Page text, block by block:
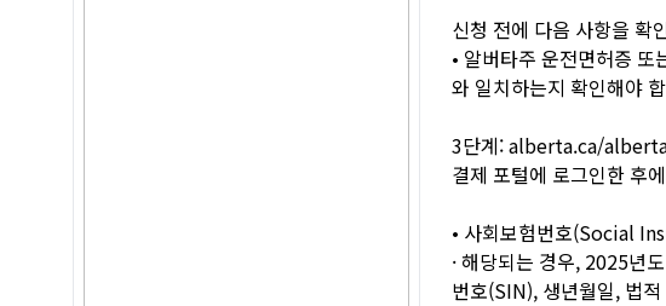
신청 전에 다음 사항을 확
• 알버타주 운전면허증
와 일치하는지 확인해야
3단계: alberta.ca/
결제 포털에 로그인한 후
• 사회보험번호(Social
· 해당되는 경우, 2025년
번호(SIN), 생년월일, 법